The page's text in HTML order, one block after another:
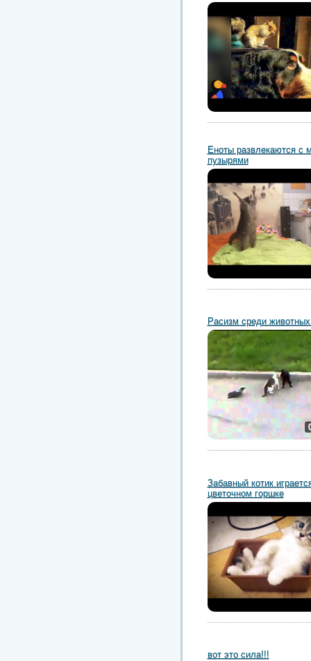
Еноты развлекаются с
пузырями
Расизм среди
Забавный котик
цветочном горшке
вот это сила!!!